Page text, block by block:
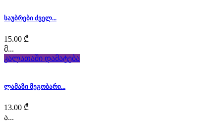
stands
out
as
the
first
საუბრები ძველ...
15.00 ₾
მ...
კალათაში დამატება
ლამაზი მეგობარი...
13.00 ₾
ა...